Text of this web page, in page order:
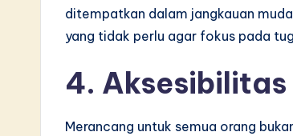
ditempatkan dalam jangkauan
yang tidak perlu agar fokus pada
4. Aksesibilitas
Merancang untuk semua orang